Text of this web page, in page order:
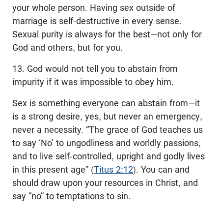
your whole person. Having sex outside of
marriage is self-destructive in every sense.
Sexual purity is always for the best—not only for
God and others, but for you.
13. God would not tell you to abstain from
impurity if it was impossible to obey him.
Sex is something everyone can abstain from—it
is a strong desire, yes, but never an emergency,
never a necessity. “The grace of God teaches us
to say ‘No’ to ungodliness and worldly passions,
and to live self-controlled, upright and godly lives
in this present age” (Titus 2:12). You can and
should draw upon your resources in Christ, and
say “no” to temptations to sin.